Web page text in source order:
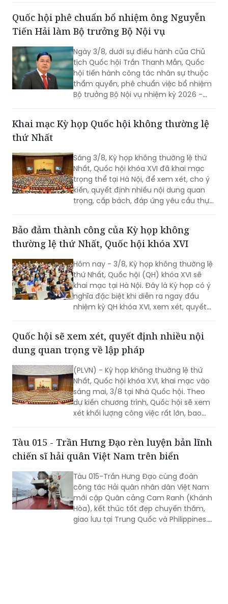
Ngày 3/8, dưới sự điều hành của Chủ
tịch Quốc hội Trần Thanh Mẫn, Quốc
hội tiến hành công tác nhân sự thuộc
thẩm quyền, phê chuẩn việc bổ nhiệm
Bộ trưởng Bộ Nội vụ nhiệm kỳ 2026 -
2031 đối với ông Nguyễn Tiến Hải, Ủy
viên Ban Chấp hành Trung ương Đảng,
quyền Bộ trưởng Bộ Nội vụ.
Khai mạc Kỳ họp Quốc hội không thường lệ
Sáng 3/8, Kỳ họp không thường lệ thứ
trọng thể tại Hà Nội, để xem xét, cho ý
kiến, quyết định nhiều nội dung quan
trọng, cấp bách, đáp ứng yêu cầu thực
tiễn, vì sự phát triển nhanh, bền vững
của đất nước.
Bảo đảm thành công của Kỳ họp không
Hôm nay - 3/8, Kỳ họp không thường lệ
thứ Nhất, Quốc hội (QH) khóa XVI sẽ
khai mạc tại Hà Nội. Đây là Kỳ họp có ý
nghĩa đặc biệt khi diễn ra ngay đầu
nhiệm kỳ QH khóa XVI, xem xét, quyết
định nhiều nội dung quan trọng về
công tác lập pháp, công tác nhân sự
và các vấn đề thuộc thẩm quyền của
phủ khẩn trương hoàn tất công tác
chuẩn bị cho thấy quyết tâm đưa các
chủ trương của Đảng nhanh chóng đi
vào cuộc sống thông qua những quyết
sách kịp thời của QH.
Quốc hội sẽ xem xét, quyết định nhiều nội
(PLVN) - Kỳ họp không thường lệ thứ
Nhất, Quốc hội khóa XVI, khai mạc vào
sáng mai, 3/8 tại Nhà Quốc hội. Theo
dự kiến chương trình, Quốc hội sẽ xem
xét khối lượng công việc rất lớn, bao
gồm dự kiến biểu quyết thông qua
nhiều dự án luật quan trọng...
Tàu 015 - Trần Hưng Đạo rèn luyện bản lĩnh
Tàu 015-Trần Hưng Đạo cùng đoàn
công tác Hải quân nhân dân Việt Nam
mới cập Quân cảng Cam Ranh (Khánh
Hòa), kết thúc tốt đẹp chuyến thăm,
giao lưu tại Trung Quốc và Philippines.
Trong điều kiện hoạt động liên tục trên
biển, tàu đã duy trì nghiêm các chế độ
trực sẵn sàng chiến đấu, trực canh, đi